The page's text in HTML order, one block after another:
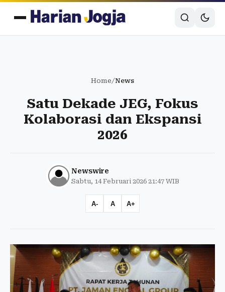
Home/News
Satu Dekade JEG, Fokus
Kolaborasi dan Ekspansi
2026
Newswire
Sabtu, 14 Februari 2026 21:47 WIB
A- A A+